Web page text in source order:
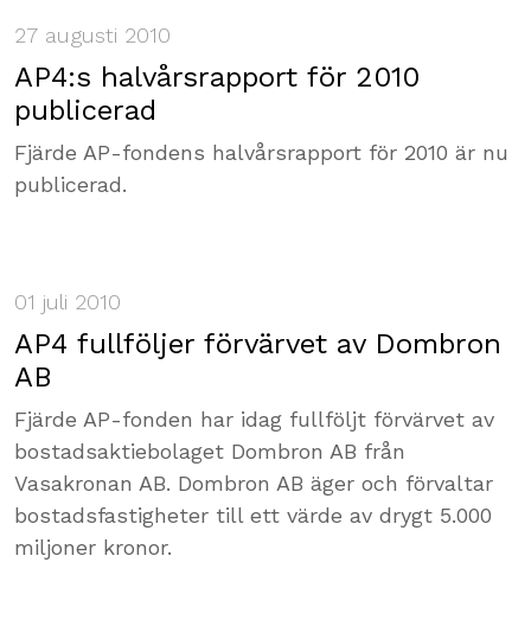
27 augusti 2010
AP4:s halvårsrapport för 2010
publicerad
Fjärde AP-fondens halvårsrapport för 2010 är nu
publicerad.
01 juli 2010
AP4 fullföljer förvärvet av Dombron
AB
Fjärde AP-fonden har idag fullföljt förvärvet av
bostadsaktiebolaget Dombron AB från
Vasakronan AB. Dombron AB äger och förvaltar
bostadsfastigheter till ett värde av drygt 5.000
miljoner kronor.